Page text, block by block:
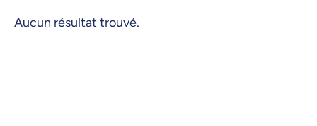
Aucun résultat trouvé.